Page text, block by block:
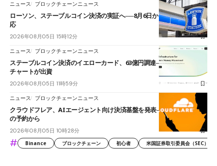
ニュース ブロックチェーンニュース
ローソン、ステーブルコイン決済の実証へ──8月6日からJPYCやUSDC対
応
2026年08月05日 15時12分
ニュース ブロックチェーンニュース
ステーブルコイン決済のイエローカード、63億円調達──ソニーやスタン
チャートが出資
2026年08月05日 11時59分
ニュース ブロックチェーンニュース
クラウドフレア、AIエージェント向け決済基盤を発表──まずハンドル名
の予約から
2026年08月05日 10時28分
# Binance ブロックチェーン 初心者 米国証券取引委員会（SEC）